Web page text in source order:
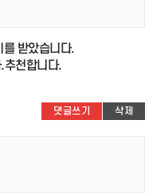
를 받았습니다.
추천합니다.
댓글쓰기 삭제